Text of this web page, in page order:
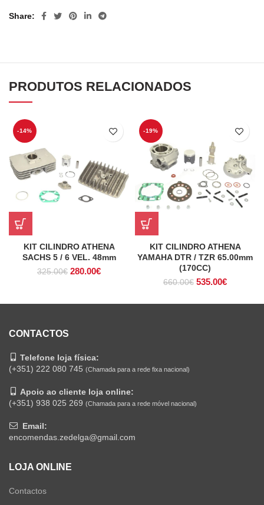
Share
PRODUTOS RELACIONADOS
-14%
KIT CILINDRO ATHENA
SACHS 5 / 6 VEL. 48mm
325.00€ O
era:
280.00€O
é:
-19%
KIT CILINDRO ATHENA
YAMAHA DTR / TZR 65.00mm
(170CC)
660.00€ O
original
535.00€O
atual
CONTACTOS
Telefone loja física:
(+351) 222 080 745 (Chamada para a rede fixa nacional)
Apoio ao cliente loja online:
(+351) 938 025 269 (Chamada para a rede móvel nacional)
Email:
encomendas.zedelga@gmail.com
LOJA ONLINE
Contactos